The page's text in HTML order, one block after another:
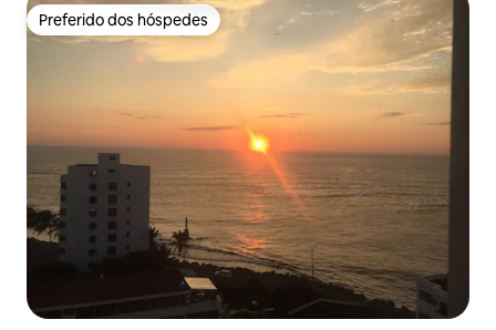
Preferido dos hóspedes
Preferido dos hóspedes